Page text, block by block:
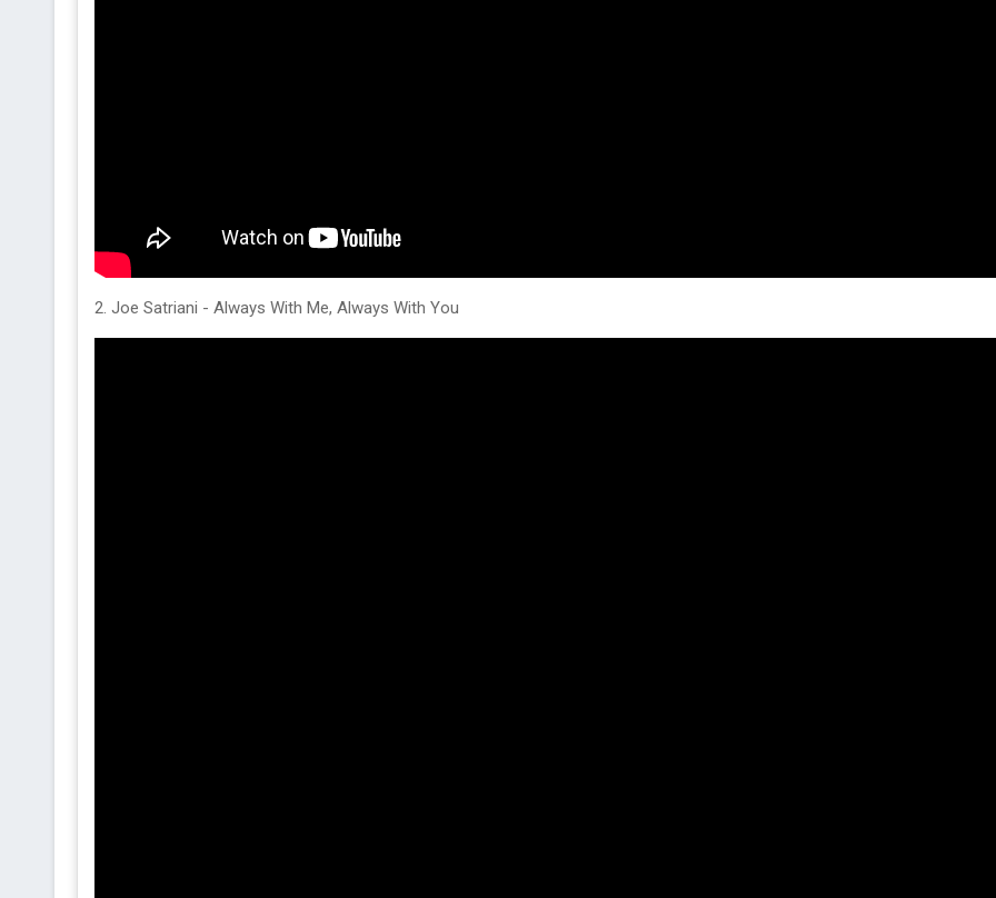
2. Joe Satriani - Always With Me, Always With You